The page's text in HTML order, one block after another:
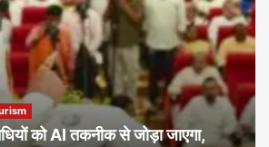
को AI तकनीक से जोड़ा जाएगा,